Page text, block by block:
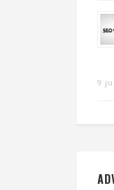
9